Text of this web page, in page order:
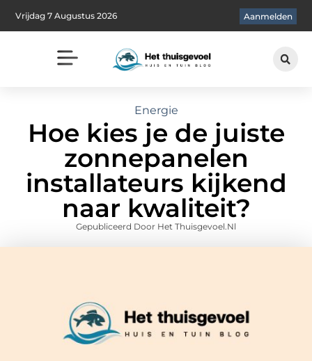
Vrijdag 7 Augustus 2026 Aanmelden
Energie
Hoe kies je de juiste
zonnepanelen
installateurs kijkend
naar kwaliteit?
Gepubliceerd Door Het Thuisgevoel.nl